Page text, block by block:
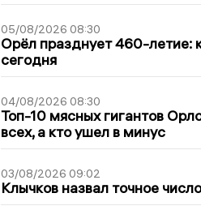
05/08/2026 08:30
Орёл празднует 460-летие:
сегодня
04/08/2026 08:30
Топ-10 мясных гигантов
всех, а кто ушел в минус
03/08/2026 09:02
Клычков назвал точное